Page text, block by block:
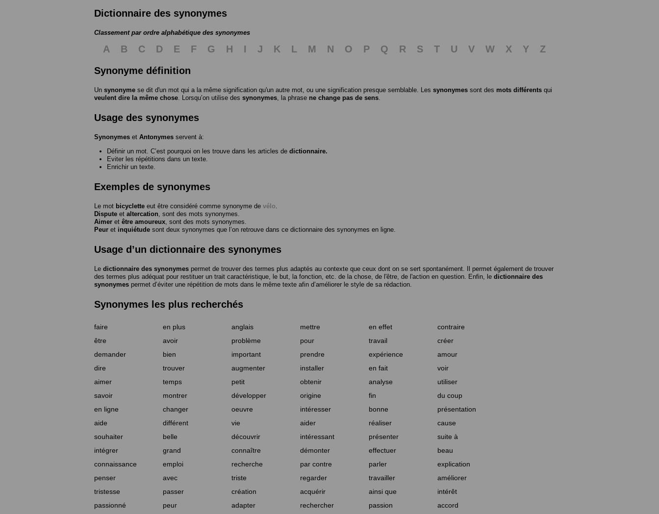
Dictionnaire des synonymes
Classement par ordre alphabétique des synonymes
A B C D E F G H I J K L M N O P Q R S T U V W X Y
Z
Synonyme définition
Un synonyme se dit d'un mot qui a la même signification qu'un autre mot, ou une signification presque semblable. Les synonymes sont des mots différents qui
veulent dire la même chose . Lorsqu’on utilise des synonymes , la phrase ne change pas de sens
Usage des synonymes
Synonymes et Antonymes servent à:
Définir un mot. C’est pourquoi on les trouve dans les articles de dictionnaire.
Eviter les répétitions dans un texte.
Enrichir un texte.
Exemples de synonymes
Le mot bicyclette eut être considéré comme synonyme de vélo
Dispute et altercation , sont des mots synonymes.
Aimer et être amoureux , sont des mots synonymes.
Peur et inquiétude sont deux synonymes que l’on retrouve dans ce dictionnaire des synonymes en ligne.
Usage d’un dictionnaire des synonymes
Le dictionnaire des synonymes permet de trouver des termes plus adaptés au contexte que ceux dont on se sert spontanément. Il permet également de trouver
des termes plus adéquat pour restituer un trait caractéristique, le but, la fonction, etc. de la chose, de l'être, de l'action en question. Enfin, le dictionnaire des
synonymes permet d’éviter une répétition de mots dans le même texte afin d’améliorer le style de sa rédaction.
Synonymes les plus recherchés
faire en plus anglais mettre en effet
contraire
être
avoir problème pour travail
créer
demander
bien important prendre expérience
amour
dire
trouver augmenter installer en fait
voir
aimer
temps petit obtenir analyse
utiliser
savoir
montrer développer origine fin
du coup
en ligne
changer oeuvre intéresser bonne
présentation
aide
différent vie aider réaliser
cause
souhaiter
belle découvrir intéressant présenter
suite à
intégrer
grand connaître démonter effectuer
beau
connaissance
emploi recherche par contre parler
explication
penser
avec triste regarder travailler
améliorer
tristesse
passer création acquérir ainsi que
intérêt
passionné
peur adapter rechercher passion accord